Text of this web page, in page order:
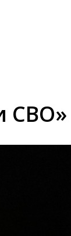
СВО»